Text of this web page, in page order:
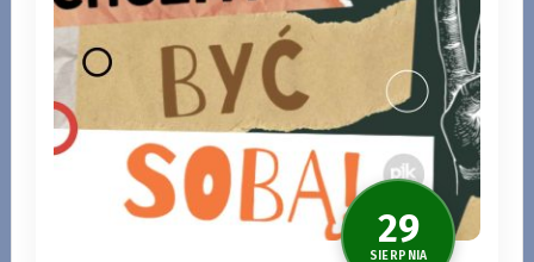
SIERPNIA
ZOBACZ WIĘCEJ